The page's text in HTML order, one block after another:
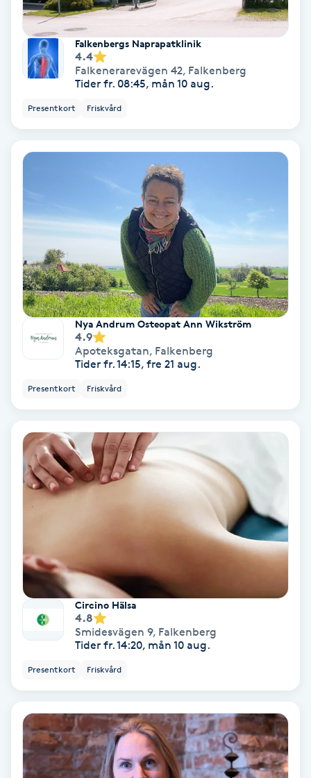
Dermapen
Diamantslipning
Enzympeeling
Extensions borttagning
Eyeliner-tatuering
Face framing
Faceliftmassage
Fet hårbotten
Fibromassage
Fillers
Fotsvamp
Fotvård
Fransar
Fransborttagning
Fransförlängning
Falkenbergs Naprapatklinik
4.4
Falkenerarevägen 42, Falkenberg
Tider fr. 08:45, mån 10 aug.
Presentkort Friskvård
Nya Andrum Osteopat Ann Wikström
4.9
Apoteksgatan, Falkenberg
Tider fr. 14:15, fre 21 aug.
Presentkort Friskvård
Circino Hälsa
4.8
Smidesvägen 9, Falkenberg
Tider fr. 14:20, mån 10 aug.
Presentkort Friskvård